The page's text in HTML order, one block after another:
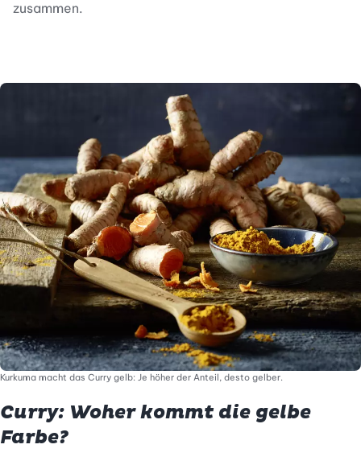
zusammen.
Kurkuma macht das Curry gelb: Je höher der Anteil, desto gelber.
Curry: Woher kommt die gelbe
Farbe?